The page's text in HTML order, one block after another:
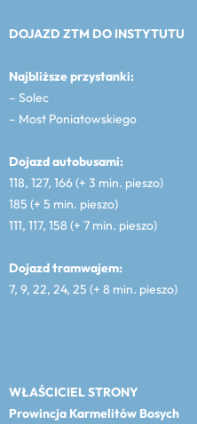
DOJAZD ZTM DO INSTYTUTU
Najbliższe przystanki:
– Solec
– Most Poniatowskiego
Dojazd autobusami:
118, 127, 166 (+ 3 min. pieszo)
185 (+ 5 min. pieszo)
111, 117, 158 (+ 7 min. pieszo)
Dojazd tramwajem:
7, 9, 22, 24, 25 (+ 8 min. pieszo)
WŁAŚCICIEL
Prowincja Karmelitów Bosych